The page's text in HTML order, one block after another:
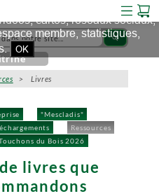
search
"Mescladis"
Ressources
du Bois 2026
> Livres
livres que
collectent des cookies pour
cartes, réseaux sociaux,
membre, statistiques,
OK